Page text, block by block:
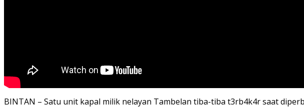
BINTAN – Satu unit kapal milik nelayan Tambelan tiba-tiba t3rb4k4r saat